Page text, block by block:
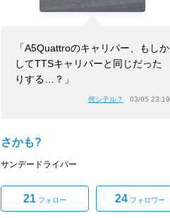
「A5Quattroのキャリパー、もしか
してTTSキャリパーと同じだった
りする…？」
何シテル？ 03/05 23:19
さかも?
サンデードライバー
21 フォロー 24 フォロワー